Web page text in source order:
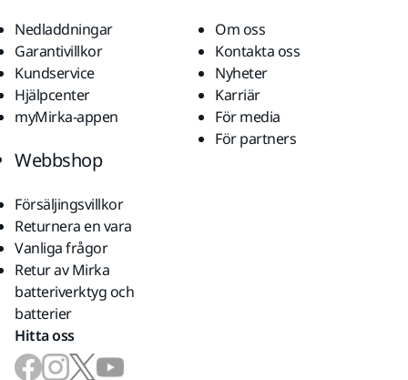
Nedladdningar
Garantivillkor
Kundservice
Hjälpcenter
myMirka-appen
Om oss
Kontakta oss
Nyheter
Karriär
För media
För partners
Webbshop
Försäljingsvillkor
Returnera en vara
Vanliga frågor
Retur av Mirka
batteriverktyg och
batterier
Hitta oss